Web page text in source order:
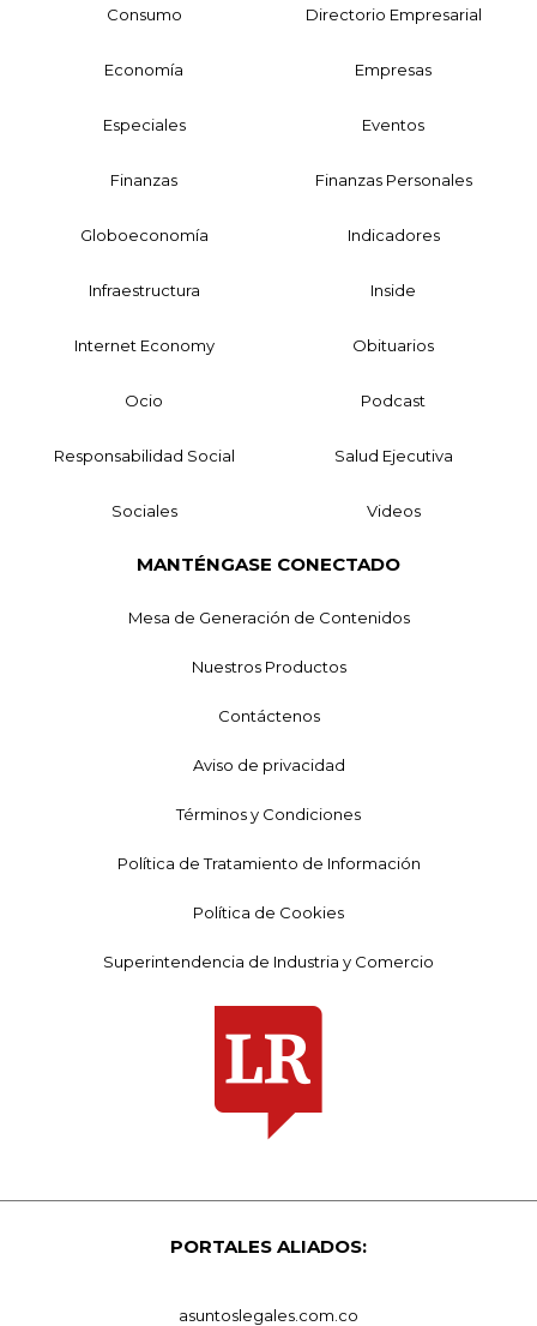
Consumo Directorio Empresarial
Economía Empresas
Especiales Eventos
Finanzas Finanzas Personales
Globoeconomía Indicadores
Infraestructura Inside
Internet Economy Obituarios
Ocio Podcast
Responsabilidad Social Salud Ejecutiva
Sociales Videos
MANTÉNGASE CONECTADO
Mesa de Generación de Contenidos
Nuestros Productos
Contáctenos
Aviso de privacidad
Términos y Condiciones
Política de Tratamiento de Información
Política de Cookies
Superintendencia de Industria y Comercio
PORTALES ALIADOS:
asuntoslegales.com.co